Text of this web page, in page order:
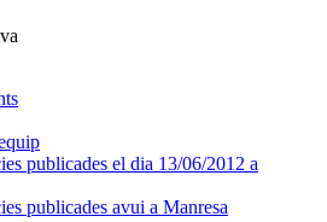
publicades el dia 13/06/2012 a
publicades avui a Manresa